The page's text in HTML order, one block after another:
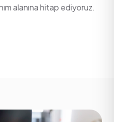
alanına hitap ediyoruz.